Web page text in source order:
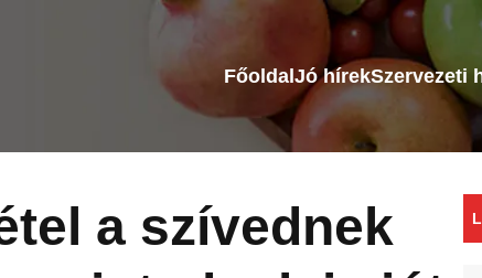
Főoldal Jó hírekSzervezeti
a szívednek